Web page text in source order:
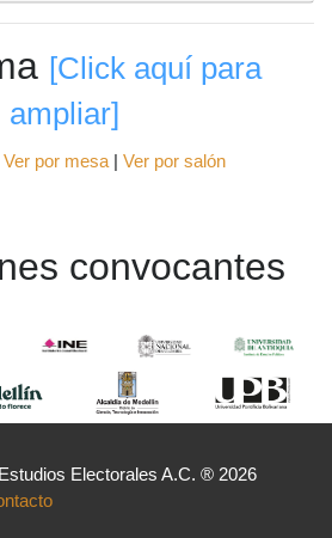
[Click aquí para
ampliar]
Ver por mesa| Ver por salón
convocantes
Electorales A.C. ® 2026